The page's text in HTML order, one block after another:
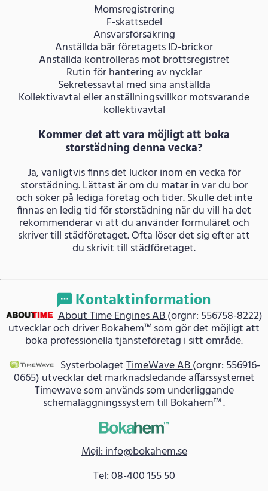
Momsregistrering
F-skattsedel
Ansvarsförsäkring
Anställda bär företagets ID-brickor
Anställda kontrolleras mot brottsregistret
Rutin för hantering av nycklar
Sekretessavtal med sina anställda
Kollektivavtal eller anställningsvillkor motsvarande
kollektivavtal
Kommer det att vara möjligt att boka
storstädning denna vecka?
Ja, vanligtvis finns det luckor inom en vecka för
storstädning. Lättast är om du matar in var du bor
och söker på lediga företag och tider. Skulle det inte
finnas en ledig tid för storstädning när du vill ha det
rekommenderar vi att du använder formuläret och
skriver till städföretaget. Ofta löser det sig efter att
du skrivit till städföretaget.
Kontaktinformation
About Time Engines AB(orgnr: 556758-8222)
utvecklar och driver Bokahem™ som gör det möjligt att
boka professionella tjänsteföretag i sitt område.
SysterbolagetTimeWave AB(orgnr: 556916-
0665) utvecklar det marknadsledande affärssystemet
Timewave som används som underliggande
schemaläggningssystem till Bokahem™ .
Mejl: info@bokahem.se
Tel: 08-400 155 50